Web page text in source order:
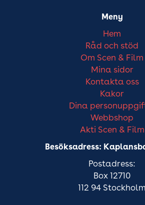
Meny
Hem
Råd och stöd
Om Scen & Film
Mina sidor
Kontakta oss
Kakor
Dina
Webbshop
Akti Scen & Film
Besöksadress:
Postadress:
Box 12710
112 94 Stockholm